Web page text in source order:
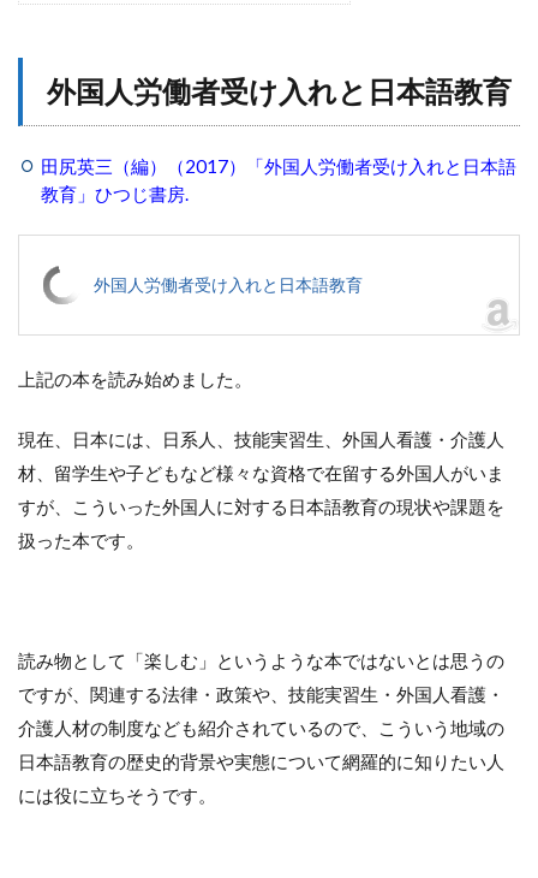
外国人労働者受け入れと日本語教育
田尻英三（編）（2017）「外国人労働者受け入れと日本語
教育」ひつじ書房.
外国人労働者受け入れと日本語教育
上記の本を読み始めました。
現在、日本には、日系人、技能実習生、外国人看護・介護人
材、留学生や子どもなど様々な資格で在留する外国人がいま
すが、こういった外国人に対する日本語教育の現状や課題を
扱った本です。
読み物として「楽しむ」というような本ではないとは思うの
ですが、関連する法律・政策や、技能実習生・外国人看護・
介護人材の制度なども紹介されているので、こういう地域の
日本語教育の歴史的背景や実態について網羅的に知りたい人
には役に立ちそうです。